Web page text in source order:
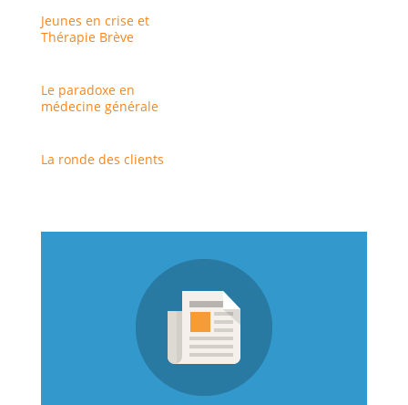
Jeunes en crise et
Thérapie Brève
Le paradoxe en
médecine générale
La ronde des clients